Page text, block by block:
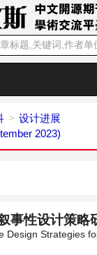
设计进展
2023)
事性设计策略
Design Strategies